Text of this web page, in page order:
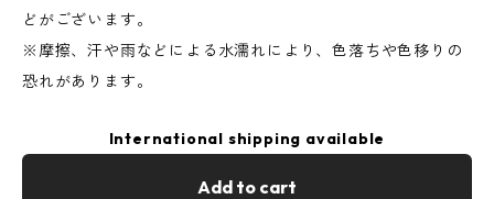
どがございます。
※摩擦、汗や雨などによる水濡れにより、色落ちや色移りの
恐れがあります。
International shipping available
Add to cart